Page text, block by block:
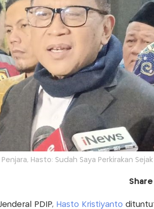
Hasto: Sudah Saya Perkirakan
Share
PDIP, Hasto Kristiyanto